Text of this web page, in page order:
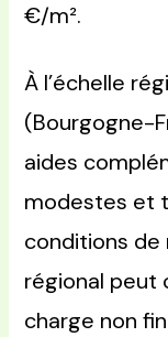
€/m².
À l’échelle
(Bourgogne-
aides
modestes et
conditions de
régional peut
charge non